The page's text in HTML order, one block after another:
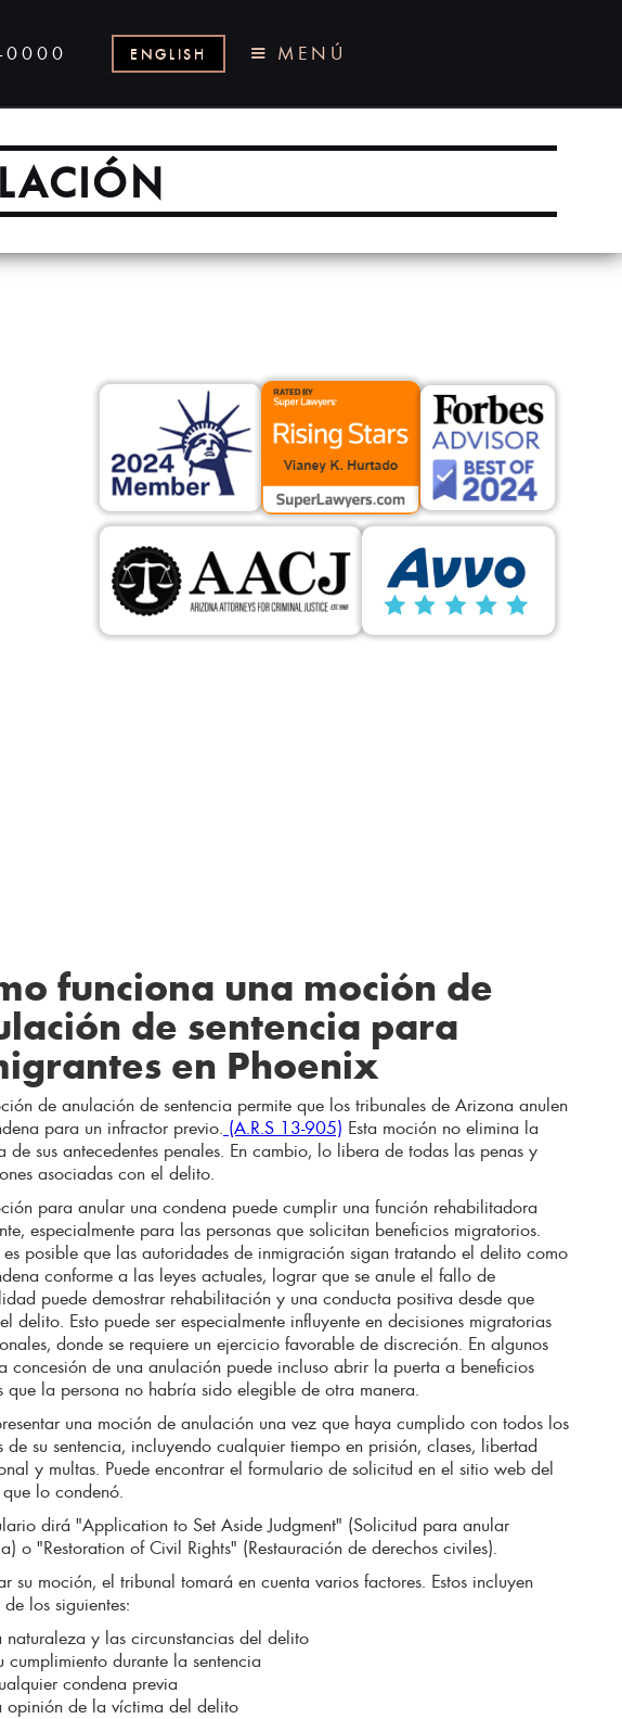
ENGLISH MENÚ
funciona una moción de
de sentencia para
en Phoenix
de anulación de sentencia permite que los tribunales de Arizona anulen
para un infractor previo. (A.R.S 13-905) Esta moción no elimina la
de sus antecedentes penales. En cambio, lo libera de todas las penas y
asociadas con el delito.
para anular una condena puede cumplir una función rehabilitadora
especialmente para las personas que solicitan beneficios migratorios.
posible que las autoridades de inmigración sigan tratando el delito como
conforme a las leyes actuales, lograr que se anule el fallo de
puede demostrar rehabilitación y una conducta positiva desde que
delito. Esto puede ser especialmente influyente en decisiones migratorias
donde se requiere un ejercicio favorable de discreción. En algunos
concesión de una anulación puede incluso abrir la puerta a beneficios
que la persona no habría sido elegible de otra manera.
una moción de anulación una vez que haya cumplido con todos los
de su sentencia, incluyendo cualquier tiempo en prisión, clases, libertad
y multas. Puede encontrar el formulario de solicitud en el sitio web del
lo condenó.
dirá "Application to Set Aside Judgment" (Solicitud para anular
o "Restoration of Civil Rights" (Restauración de derechos civiles).
su moción, el tribunal tomará en cuenta varios factores. Estos incluyen
los siguientes:
naturaleza y las circunstancias del delito
cumplimiento durante la sentencia
condena previa
opinión de la víctima del delito